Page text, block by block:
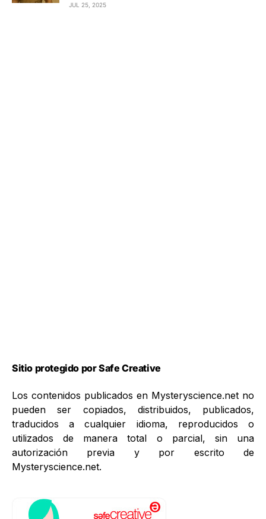
JUL 25, 2025
Sitio protegido por Safe Creative
Los contenidos publicados en Mysteryscience.net no
pueden ser copiados, distribuidos, publicados,
traducidos a cualquier idioma, reproducidos o
utilizados de manera total o parcial, sin una
autorización previa y por escrito de
Mysteryscience.net.